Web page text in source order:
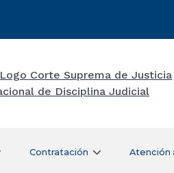
Contratación Atención